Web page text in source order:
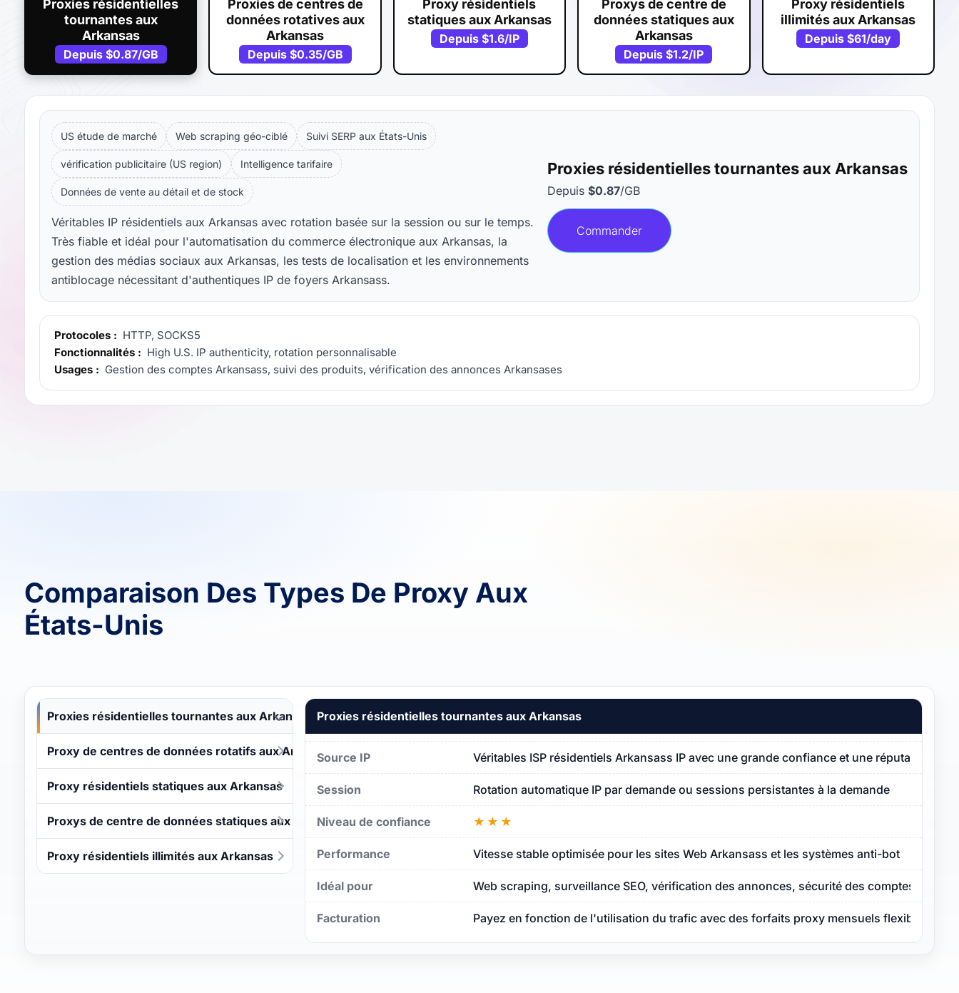
Proxies résidentielles
tournantes aux
Arkansas
Depuis $0.87/GB
Proxies de centres de
données rotatives aux
Arkansas
Depuis $0.35/GB
Proxy résidentiels
statiques aux Arkansas
Depuis $1.6/IP
Proxys de centre de
données statiques aux
Arkansas
Depuis$1.2/IP
Proxy résidentiels
illimités aux Arkansas
Depuis$61/day
US étude de marché Web scraping géo-ciblé Suivi SERP aux États-Unis
vérification publicitaire (US region) Intelligence tarifaire
Données de vente au détail et de stock
Véritables IP résidentiels aux Arkansas avec rotation basée sur la session ou sur le temps.
Très fiable et idéal pour l'automatisation du commerce électronique aux Arkansas, la
gestion des médias sociaux aux Arkansas, les tests de localisation et les environnements
antiblocage nécessitant d'authentiques IP de foyers Arkansass.
Proxies résidentielles tournantes aux Arkansas
Depuis $0.87/GB
Commander
Protocoles : HTTP, SOCKS5
Fonctionnalités : High U.S. IP authenticity, rotation personnalisable
Usages : Gestion des comptes Arkansass, suivi des produits, vérification des annonces Arkansases
Comparaison Des Types De Proxy Aux
États-Unis
Proxies résidentielles tournantes aux Arkansas
Proxy de centres de données rotatifs aux Arkansas
Proxy résidentiels statiques aux Arkansas
Proxys de centre de données statiques aux Arkansas
Proxy résidentiels illimités aux Arkansas
Proxies résidentielles tournantes aux Arkansas
Source IP Véritables ISP résidentiels Arkansass IP avec une grande confiance et une réputation de
Session Rotation automatique IP par demande ou sessions persistantes à la demande
Niveau de confiance ★★★
Performance Vitesse stable optimisée pour les sites Web Arkansass et les systèmes anti-bot
Idéal pour Web scraping, surveillance SEO, vérification des annonces, sécurité des comptes
Facturation Payez en fonction de l'utilisation du trafic avec des forfaits proxy mensuels flexibles